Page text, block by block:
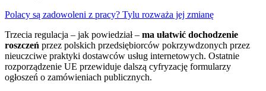
Polacy są zadowoleni z pracy? Tylu rozważa jej zmianę
Trzecia regulacja – jak powiedział – ma ułatwić dochodzenie
roszczeń przez polskich przedsiębiorców pokrzywdzonych przez
nieuczciwe praktyki dostawców usług internetowych. Ostatnie
rozporządzenie UE przewiduje dalszą cyfryzację formularzy
ogłoszeń o zamówieniach publicznych.